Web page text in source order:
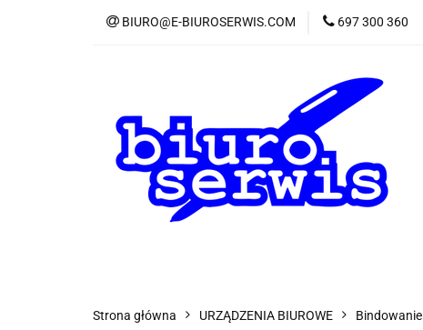
BIURO@E-BIUROSERWIS.COM 697 300 360
Strona główna URZĄDZENIA BIUROWE Bindowanie